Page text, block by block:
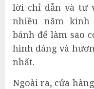
lời chỉ dẫn và tư
nhiều năm kinh
bánh để làm sao
hình dáng và
nhất.
Ngoài ra, cửa